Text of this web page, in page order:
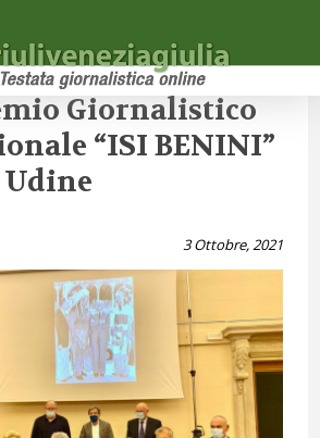
Giornalistico
“ISI BENINI”
3 Ottobre, 2021